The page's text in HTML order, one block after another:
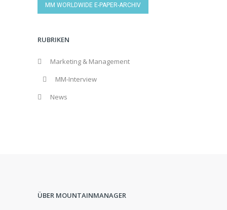
MM WORLDWIDE E-PAPER-ARCHIV
RUBRIKEN
Marketing & Management
MM-Interview
News
ÜBER MOUNTAINMANAGER